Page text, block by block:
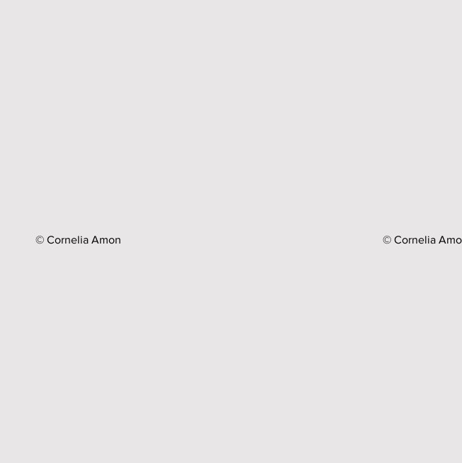
© Cornelia Amon © Cornelia